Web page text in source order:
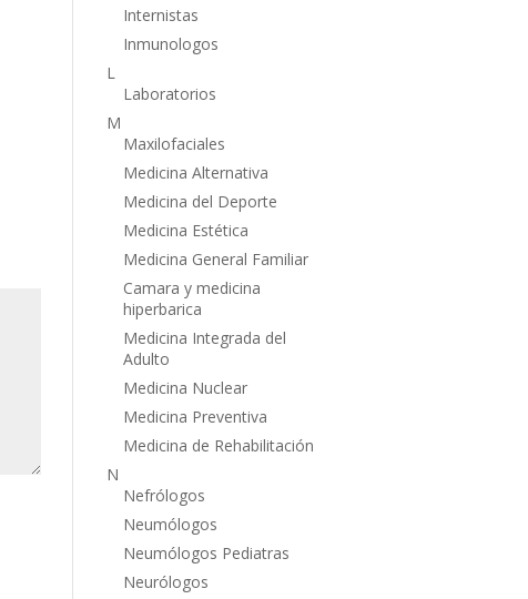
Internistas
Inmunologos
L
Laboratorios
M
Maxilofaciales
Medicina Alternativa
Medicina del Deporte
Medicina Estética
Medicina General Familiar
Camara y medicina
hiperbarica
Medicina Integrada del
Adulto
Medicina Nuclear
Medicina Preventiva
Medicina de Rehabilitación
N
Nefrólogos
Neumólogos
Neumólogos Pediatras
Neurólogos